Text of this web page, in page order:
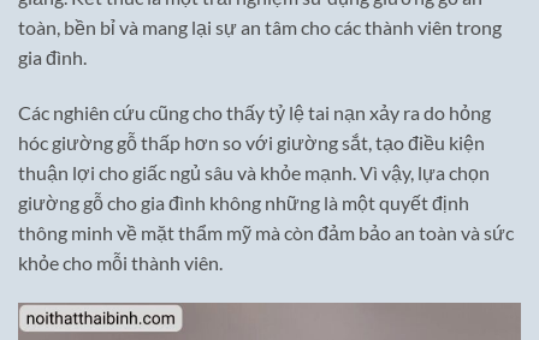
toàn, bền bỉ và mang lại sự an tâm cho các thành viên trong
gia đình.
Các nghiên cứu cũng cho thấy tỷ lệ tai nạn xảy ra do hỏng
hóc giường gỗ thấp hơn so với giường sắt, tạo điều kiện
thuận lợi cho giấc ngủ sâu và khỏe mạnh. Vì vậy, lựa chọn
giường gỗ cho gia đình không những là một quyết định
thông minh về mặt thẩm mỹ mà còn đảm bảo an toàn và sức
khỏe cho mỗi thành viên.